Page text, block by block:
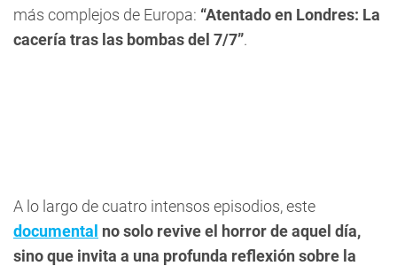
más complejos de Europa: “Atentado en Londres: La
cacería tras las bombas del 7/7”.
A lo largo de cuatro intensos episodios, este
documental no solo revive el horror de aquel día,
sino que invita a una profunda reflexión sobre la